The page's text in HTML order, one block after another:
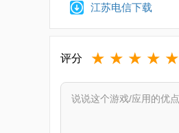
江苏电信下载
评分 ★ ★ ★ ★ ★